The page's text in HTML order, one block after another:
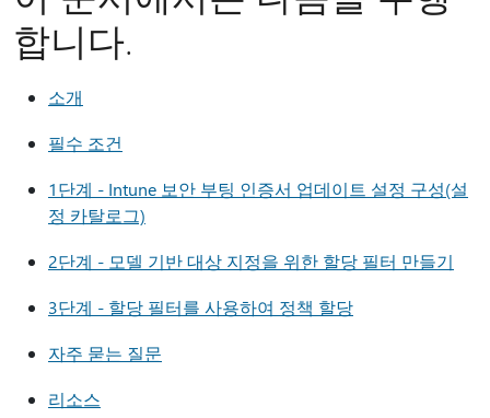
합니다.
소개
필수 조건
1단계 - Intune 보안 부팅 인증서 업데이트 설정 구성(설
정 카탈로그)
2단계 - 모델 기반 대상 지정을 위한 할당 필터 만들기
3단계 - 할당 필터를 사용하여 정책 할당
자주 묻는 질문
리소스